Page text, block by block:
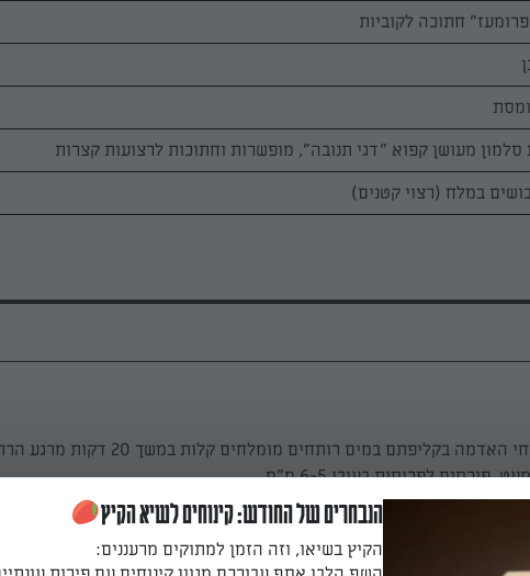
מבשלים את תפוחי האדמה בקליפתם במים רותחים מומלחים קלות
פורסים לפרוסות בעובי 6-5 מ"מ.
הנבחרים של החודש: קינוחים לשיא הקיץ
הקיץ בשיאו, וזה הזמן למתוקים מרעננים: